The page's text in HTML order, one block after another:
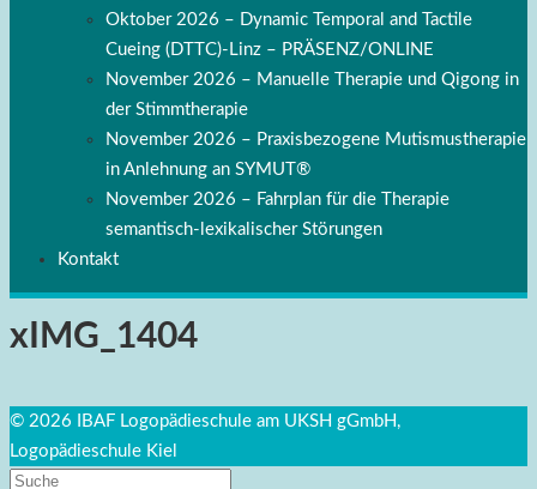
Oktober 2026 – Dynamic Temporal and Tactile
Cueing (DTTC)-Linz – PRÄSENZ/ONLINE
November 2026 – Manuelle Therapie und Qigong in
der Stimmtherapie
November 2026 – Praxisbezogene Mutismustherapie
in Anlehnung an SYMUT®
November 2026 – Fahrplan für die Therapie
semantisch-lexikalischer Störungen
Kontakt
xIMG_1404
© 2026 IBAF Logopädieschule am UKSH gGmbH,
Logopädieschule Kiel